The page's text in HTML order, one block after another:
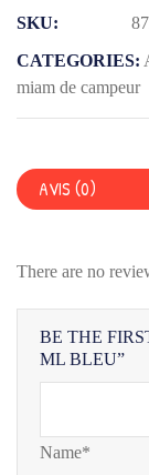
750
ML
BLEU
SKU:
CATEGORIES:
miam de campeur
AVIS (0)
There are no
BE THE
ML BLEU”
Name*